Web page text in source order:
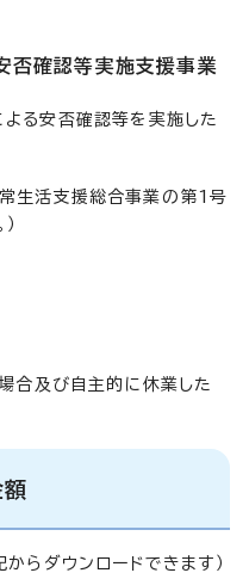
否確認等実施支援事業
る安否確認等を実施した
生活支援総合事業の第1号
合及び自主的に休業した
らダウンロードできます）